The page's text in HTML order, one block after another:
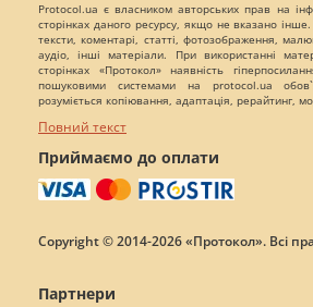
Protocol.ua є власником авторських прав на
сторінках даного ресурсу, якщо не вказано
тексти, коментарі, статті, фотозображення,
аудіо, інші матеріали. При використанні
сторінках «Протокол» наявність
пошуковими системами на protocol.ua
розуміється копіювання, адаптація, рерайтинг,
Повний текст
Приймаємо до оплати
Copyright © 2014-2026 «Протокол». Всі
Партнери